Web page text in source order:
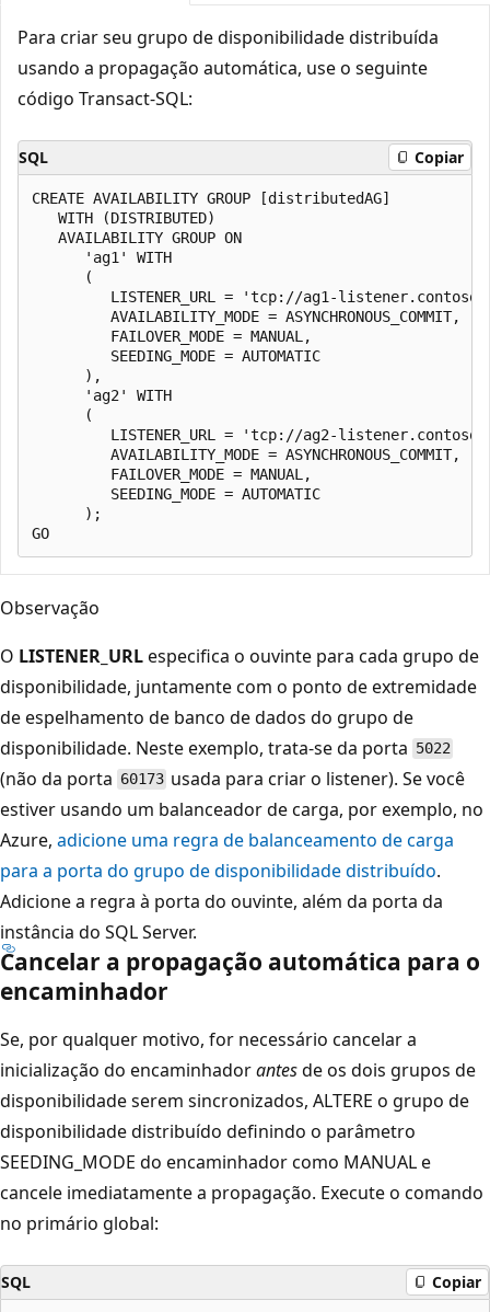
Para criar seu grupo de disponibilidade distribuída
usando a propagação automática, use o seguinte
código Transact-SQL:
SQL Copiar
CREATE AVAILABILITY GROUP [distributedAG]
   WITH (DISTRIBUTED)
   AVAILABILITY GROUP ON
      'ag1' WITH
      (
LISTENER_URL = 'tcp://ag1-
         AVAILABILITY_MODE = ASYNCHRONOUS_COMMIT,
         FAILOVER_MODE = MANUAL,
         SEEDING_MODE = AUTOMATIC
      ),
      'ag2' WITH
      (
LISTENER_URL = 'tcp://ag2-
         AVAILABILITY_MODE = ASYNCHRONOUS_COMMIT,
         FAILOVER_MODE = MANUAL,
         SEEDING_MODE = AUTOMATIC
      );
Observação
O LISTENER_URLespecifica o ouvinte para cada grupo de
disponibilidade, juntamente com o ponto de extremidade
de espelhamento de banco de dados do grupo de
disponibilidade. Neste exemplo, trata-se da porta 5022
(não da porta 60173 usada para criar o listener). Se você
estiver usando um balanceador de carga, por exemplo, no
Azure, adicione uma regra de balanceamento de carga
para a porta do grupo de disponibilidade distribuído.
Adicione a regra à porta do ouvinte, além da porta da
instância do SQL Server.
Cancelar a propagação automática para o
encaminhador
Se, por qualquer motivo, for necessário cancelar a
inicialização do encaminhadorantesde os dois grupos de
disponibilidade serem sincronizados, ALTERE o grupo de
disponibilidade distribuído definindo o parâmetro
SEEDING_MODE do encaminhador como MANUAL e
cancele imediatamente a propagação. Execute o comando
no primário global:
SQL Copiar